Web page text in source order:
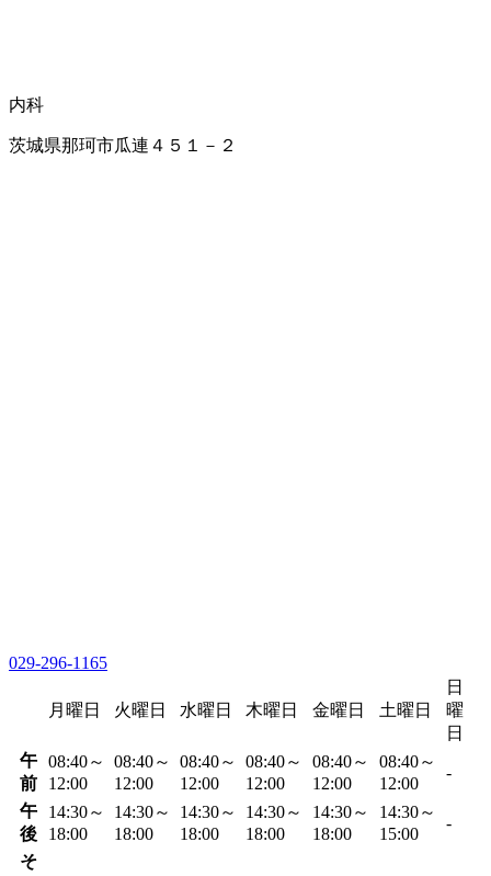
内科
茨城県那珂市瓜連４５１－２
029-296-1165
月曜日 火曜日 水曜日 木曜日 金曜日 土曜日
日
曜
日
午
前
08:40～
12:00
08:40～
12:00
08:40～
12:00
08:40～
12:00
08:40～
12:00
08:40～
12:00
-
午
後
14:30～
18:00
14:30～
18:00
14:30～
18:00
14:30～
18:00
14:30～
18:00
14:30～
15:00
-
そ